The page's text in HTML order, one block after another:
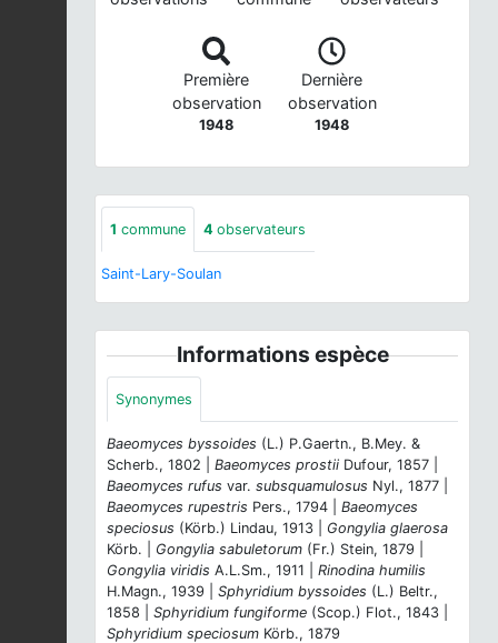
Première
observation
1948
Dernière
observation
1948
1 commune 4 observateurs
Saint-Lary-Soulan
Informations espèce
Synonymes
Baeomyces byssoides (L.) P.Gaertn., B.Mey. &
Scherb., 1802 | Baeomyces prostii Dufour, 1857 |
Baeomyces rufus var. subsquamulosus Nyl., 1877 |
Baeomyces rupestris Pers., 1794 | Baeomyces
speciosus (Körb.) Lindau, 1913 | Gongylia glaerosa
Körb. | Gongylia sabuletorum (Fr.) Stein, 1879 |
Gongylia viridis A.L.Sm., 1911 | Rinodina humilis
H.Magn., 1939 | Sphyridium byssoides (L.) Beltr.,
1858 | Sphyridium fungiforme (Scop.) Flot., 1843 |
Sphyridium speciosum Körb., 1879